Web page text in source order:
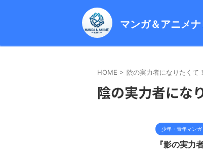
マンガ＆アニメ
HOME > 陰の実力者になりたくて！
陰の実力者にな
少年・青年マンガ
『影の実力